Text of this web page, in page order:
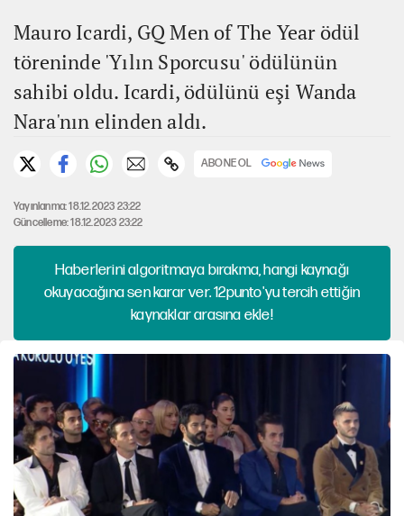
Mauro Icardi, GQ Men of The Year ödül
töreninde 'Yılın Sporcusu' ödülünün
sahibi oldu. Icardi, ödülünü eşi Wanda
Nara'nın elinden aldı.
ABONE OL
Yayınlanma: 18.12.2023 23:22
Güncelleme: 18.12.2023 23:22
Haberlerini algoritmaya bırakma, hangi kaynağı
okuyacağına sen karar ver. 12punto'yu tercih ettiğin
kaynaklar arasına ekle!